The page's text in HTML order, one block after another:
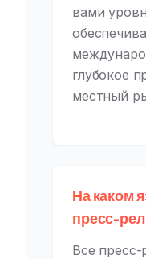
вами
глубокое
местный
На каком
пресс-
Все